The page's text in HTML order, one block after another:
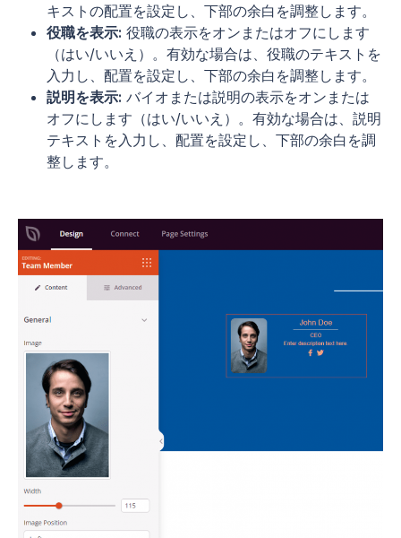
キストの配置を設定し、下部の余白を調整します。
役職を表示: 役職の表示をオンまたはオフにします
（はい/いいえ）。有効な場合は、役職のテキストを
入力し、配置を設定し、下部の余白を調整します。
説明を表示: バイオまたは説明の表示をオンまたは
オフにします（はい/いいえ）。有効な場合は、説明
テキストを入力し、配置を設定し、下部の余白を調
整します。